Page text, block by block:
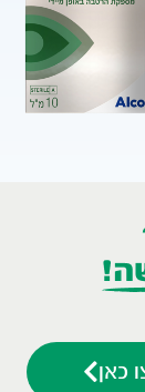
כאן